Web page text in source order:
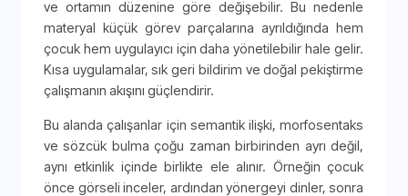
ve ortamın düzenine göre değişebilir. Bu nedenle
materyal küçük görev parçalarına ayrıldığında hem
çocuk hem uygulayıcı için daha yönetilebilir hale gelir.
Kısa uygulamalar, sık geri bildirim ve doğal pekiştirme
çalışmanın akışını güçlendirir.
Bu alanda çalışanlar için semantik ilişki, morfosentaks
ve sözcük bulma çoğu zaman birbirinden ayrı değil,
aynı etkinlik içinde birlikte ele alınır. Örneğin çocuk
önce görseli inceler, ardından yönergeyi dinler, sonra